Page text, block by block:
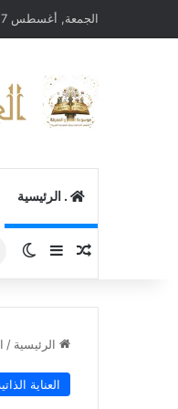
الجمعة, أغسطس 7 2026
. الرئيسية
مقال عشوائي
إضافة
الرئيسية /
العناية